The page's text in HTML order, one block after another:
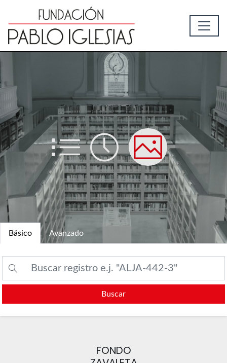
List Time Picture
Básico Avanzado
Buscar
FONDO